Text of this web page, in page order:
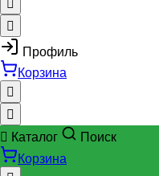
Профиль
Корзина
Каталог
Поиск
Корзина